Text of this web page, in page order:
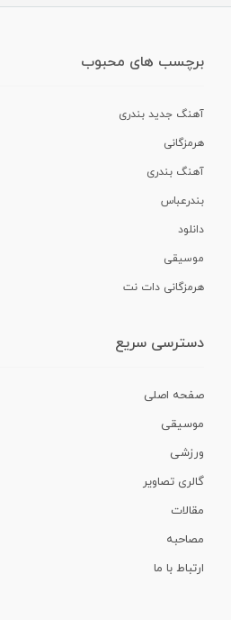
برچسب های محبوب
آهنگ جدید بندری
هرمزگانی
آهنگ بندری
بندرعباس
دانلود
موسیقی
هرمزگانی دات نت
دسترسی سریع
صفحه اصلی
موسیقی
ورزشی
گالری تصاویر
مقالات
مصاحبه
ارتباط با ما